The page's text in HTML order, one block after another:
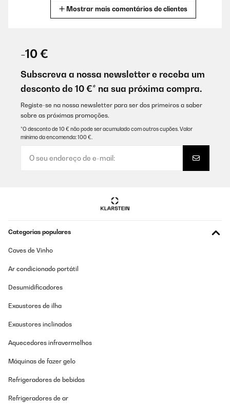
qualità/prezzo straordinario. Temevo un po’ per il trasporto,
invece è arrivato con un imballo perfetto e in condizioni
impeccabili, consegnato persino in anticipo! Consigliatissimo!
Utente Amazon
AVALIAÇÃO COMPROVADA
05/10/2025
penso che abbia un ottimo rapporto prezzo qualità rispetto al
Mostrar mais comentários de clientes
-10 €
Subscreva a nossa newsletter e receba um
desconto de 10 €* na sua próxima compra.
Registe-se na nossa newsletter para ser dos primeiros a saber
sobre as próximas promoções.
*O desconto de 10 € não pode ser acumulado com outros cupões. Valor
mínimo da encomenda: 100 €.
Categorias populares
Caves de Vinho
Ar condicionado portátil
Desumidificadores
Exaustores de ilha
Exaustores inclinados
Aquecedores infravermelhos
Máquinas de fazer gelo
Refrigeradores de bebidas
Refrigeradores de ar